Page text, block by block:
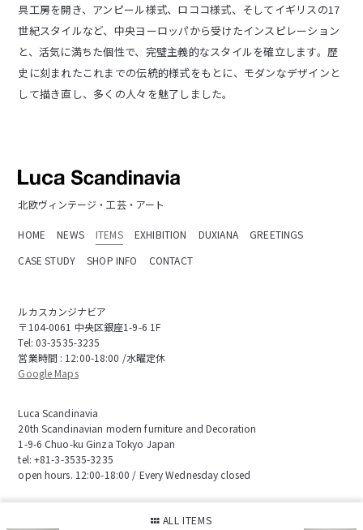
具工房を開き、アンピール様式、ロココ様式、そしてイギリスの17
世紀スタイルなど、中央ヨーロッパから受けたインスピレーション
と、活気に満ちた個性で、完璧主義的なスタイルを確立します。歴
史に刻まれたこれまでの伝統的様式をもとに、モダンなデザインと
して描き直し、多くの人々を魅了しました。
ALL ITEMS
北欧ヴィンテージ・工芸・アート
HOME NEWS ITEMS EXHIBITION DUXIANA
GREETINGS
CASE STUDY
SHOP INFO CONTACT
ルカスカンジナビア
〒104-0061 中央区銀座1-9-6 1F
Tel: 03-3535-3235
営業時間 : 12:00-18:00 /水曜定休
Google Maps
Luca Scandinavia
20th Scandinavian modern furniture and Decoration
1-9-6 Chuo-ku Ginza Tokyo Japan
tel: +81-3-3535-3235
open hours. 12:00-18:00 / Every Wednesday closed
特定商取引に基づく表記